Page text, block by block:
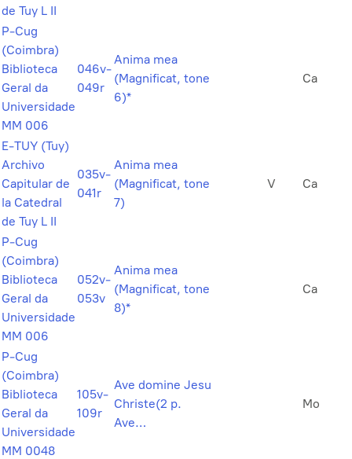
de Tuy L II
P-Cug
(Coimbra)
Biblioteca
Geral da
Universidade
MM 006
046v-
049r
Anima mea
(Magnificat, tone
6)*
Ca
E-TUY (Tuy)
Archivo
Capitular de
la Catedral
de Tuy L II
035v-
041r
Anima mea
(Magnificat, tone
7)
V Ca
P-Cug
(Coimbra)
Biblioteca
Geral da
Universidade
MM 006
052v-
053v
Anima mea
(Magnificat, tone
8)*
Ca
P-Cug
(Coimbra)
Biblioteca
Geral da
Universidade
MM 0048
105v-
109r
Ave domine Jesu
Christe(2 p.
Ave…
Mo